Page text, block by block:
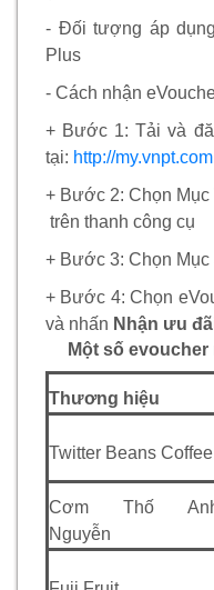
- Đối tượng áp
Plus
- Cách nhận
+ Bước 1: Tải và
tại: http://
+ Bước 2: Chọn Mục
trên thanh công cụ
+ Bước 3: Chọn Mục
+ Bước 4: Chọn
và nhấn Nhận ưu
Một số evoucher
Thương hiệu
Twitter Beans Coffee
Cơm Thố
Nguyễn